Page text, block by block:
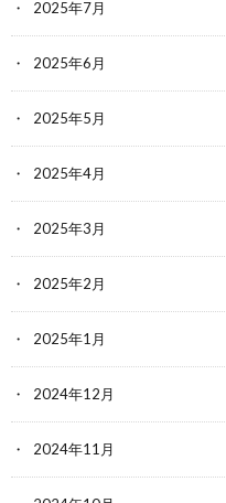
2025年7月
2025年6月
2025年5月
2025年4月
2025年3月
2025年2月
2025年1月
2024年12月
2024年11月